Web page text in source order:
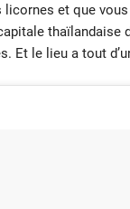
licornes et que
thaïlandaise
Et le lieu a tout